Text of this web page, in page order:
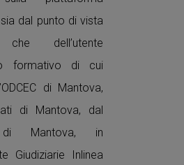
dal punto di vista
dell’utente
formativo di cui
di Mantova,
di Mantova, dal
di Mantova, in
Giudiziarie Inlinea